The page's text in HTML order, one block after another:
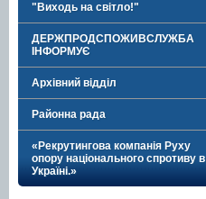
"Виходь на світло!"
ДЕРЖПРОДСПОЖИВСЛУЖБА
ІНФОРМУЄ
Архівний відділ
Районна рада
«Рекрутингова компанія Руху
опору національного спротиву в
Україні.»